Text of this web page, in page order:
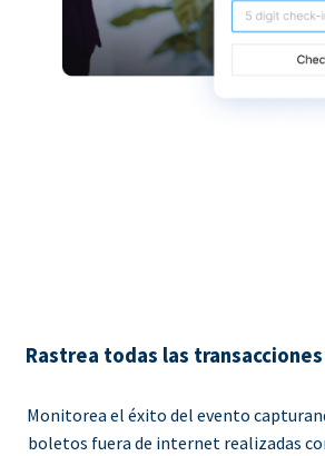
Rastrea todas las
Monitorea el éxito del evento
boletos fuera de internet realizadas